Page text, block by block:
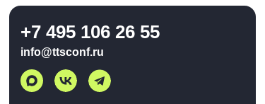
+7 495 106 26 55
info@ttsconf.ru